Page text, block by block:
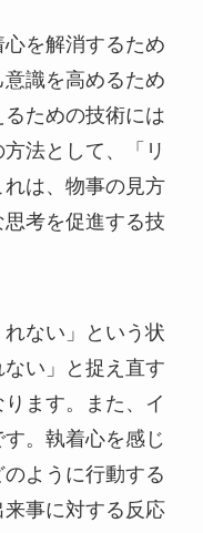
を解消するため
識を高めるため
ための技術には
法として、「リ
は、物事の見方
考を促進する技
ない」という状
い」と捉え直す
ます。また、イ
。執着心を感じ
ように行動する
事に対する反応